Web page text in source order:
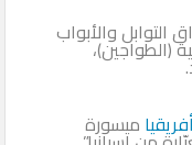
والأبواب
(الطواجين)،
ميسورة